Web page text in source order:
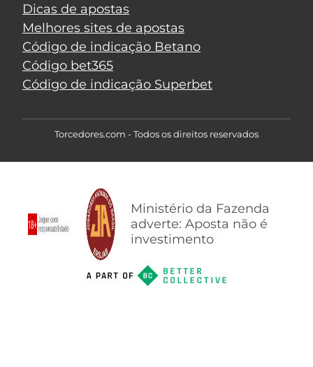
Dicas de apostas
Melhores sites de apostas
Código de indicação Betano
Código bet365
Código de indicação Superbet
Torcedores.com - Todos os direitos reservados
Ministério da Fazenda
adverte: Aposta não é
investimento